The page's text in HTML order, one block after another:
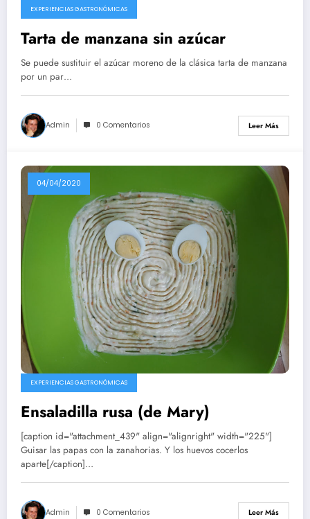
EXPERIENCIAS GASTRONÓMICAS
Tarta de manzana sin azúcar
Se puede sustituir el azúcar moreno de la clásica tarta de manzana
por un par…
Admin 0 Comentarios Leer Más
04/04/2020
EXPERIENCIAS GASTRONÓMICAS
Ensaladilla rusa (de Mary)
[caption id="attachment_439" align="alignright" width="225"]
Guisar las papas con la zanahorias. Y los huevos cocerlos
aparte[/caption]…
Admin 0 Comentarios Leer Más